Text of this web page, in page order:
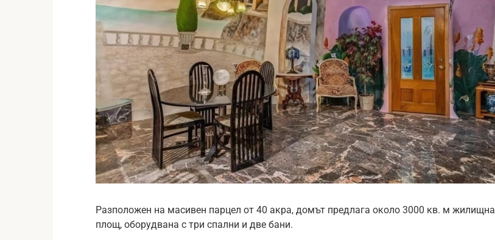
Разположен на масивен парцел от 40 акра, домът предлага около 3000 кв. м жилищна
площ, оборудвана с три спални и две бани.